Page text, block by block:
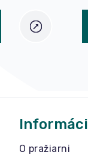
O pražiarni